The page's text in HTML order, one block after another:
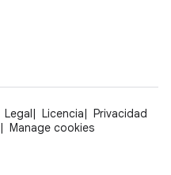
Legal Licencia
Privacidad
Manage cookies